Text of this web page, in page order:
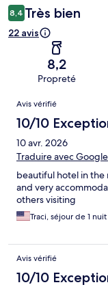
8,4 Très bien
22 avis
8,2
Propreté
Avis
Avis vérifié
10/10
10 avr. 2026
Traduire avec Google
beautiful hotel in the
and very
others visiting
Traci, séjour de 1 nuit
Avis vérifié
10/10